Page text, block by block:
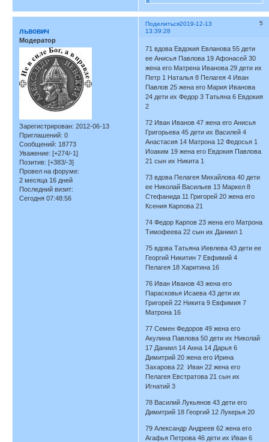
Поделиться 5
2019-12-13
13:39:28
львович
Модератор
Зарегистрирован: 2012-06-13
Приглашений: 0
Сообщений: 18773
Уважение: [+274/-1]
Позитив: [+383/-3]
Провел на форуме:
2 месяца 16 дней
Последний визит:
Сегодня 07:48:56
71 вдова Евдокия Евланова 55 дети
ее Анисья Павлова 19 Афонасей 30
жена его Матрена Иванова 29 дети их
Петр 1 Наталья 8 Пелагея 4 Иван
Павлов 25 жена его Мария Иванова
24 дети их Федор 3 Татьяна 6 Евдокия
2
72 Иван Иванов 47 жена его Анисья
Григорьева 45 дети их Василей 4
Анастасия 14 Матрона 12 Федосья 1
Иоаким 19 жена его Евдокия Павлова
21 сын их Никита 1
73 вдова Пелагея Михайлова 40 дети
ее Николай Васильев 13 Маркел 8
Стефанида 11 Григорей 20 жена его
Ксения Карпова 21
74 Федор Карпов 23 жена его Матрона
Тимофеева 22 сын их Даниил 1
75 вдова Татьяна Иевлева 43 дети ее
Георгий Никитин 7 Евфимий 4
Пелагея 18 Харитина 16
76 Иван Иванов 43 жена его
Парасковья Исаева 43 дети их
Григорей 22 Никита 9 Евфимия 7
Матрона 16
77 Семен Федоров 49 жена его
Акулина Павлова 50 дети их Николай
17 Даниил 14 Анна 14 Дарья 6
Димитрий 20 жена его Ирина
Захарова 22 Иван 22 жена его
Пелагея Евстратова 21 сын их
Игнатий 3
78 Василий Лукьянов 43 дети его
Димитрий 18 Георгий 12 Лукерья 20
79 Александр Андреев 62 жена его
Агафья Петрова 46 дети их Иван 6